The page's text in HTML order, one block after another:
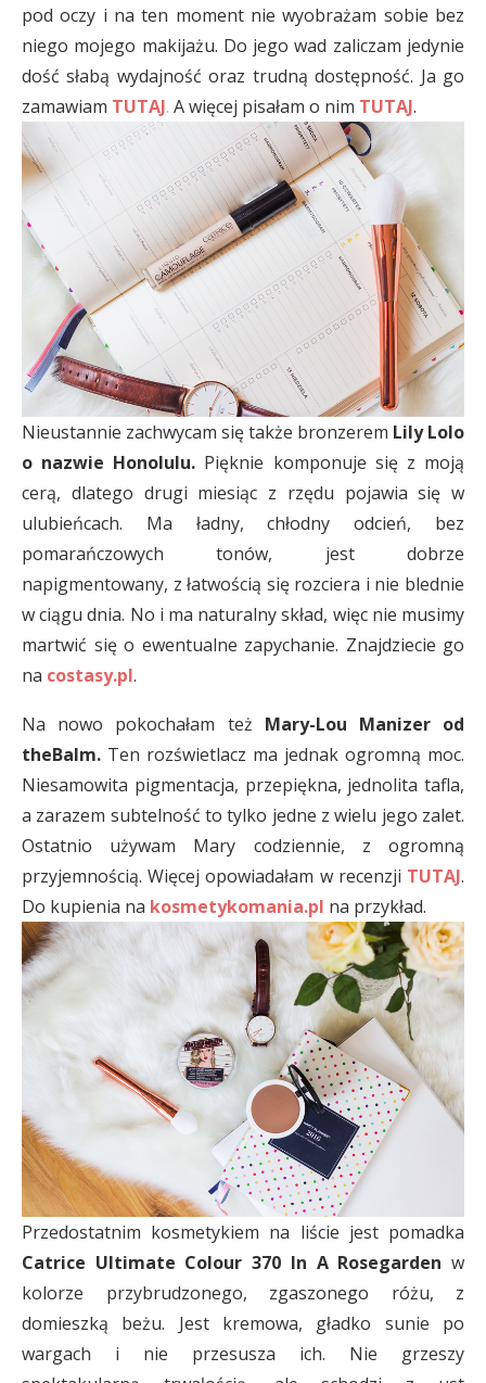
pod oczy i na ten moment nie wyobrażam sobie bez
niego mojego makijażu. Do jego wad zaliczam jedynie
dość słabą wydajność oraz trudną dostępność. Ja go
zamawiam TUTAJ. A więcej pisałam o nim TUTAJ.
Nieustannie zachwycam się także bronzerem Lily Lolo
o nazwie Honolulu. Pięknie komponuje się z moją
cerą, dlatego drugi miesiąc z rzędu pojawia się w
ulubieńcach. Ma ładny, chłodny odcień, bez
pomarańczowych tonów, jest dobrze
napigmentowany, z łatwością się rozciera i nie blednie
w ciągu dnia. No i ma naturalny skład, więc nie musimy
martwić się o ewentualne zapychanie. Znajdziecie go
na costasy.pl.
Na nowo pokochałam też Mary-Lou Manizer od
theBalm. Ten rozświetlacz ma jednak ogromną moc.
Niesamowita pigmentacja, przepiękna, jednolita tafla,
a zarazem subtelność to tylko jedne z wielu jego zalet.
Ostatnio używam Mary codziennie, z ogromną
przyjemnością. Więcej opowiadałam w recenzji TUTAJ.
Do kupienia na kosmetykomania.pl na przykład.
Przedostatnim kosmetykiem na liście jest pomadka
Catrice Ultimate Colour 370 In A Rosegarden w
kolorze przybrudzonego, zgaszonego różu, z
domieszką beżu. Jest kremowa, gładko sunie po
wargach i nie przesusza ich. Nie grzeszy